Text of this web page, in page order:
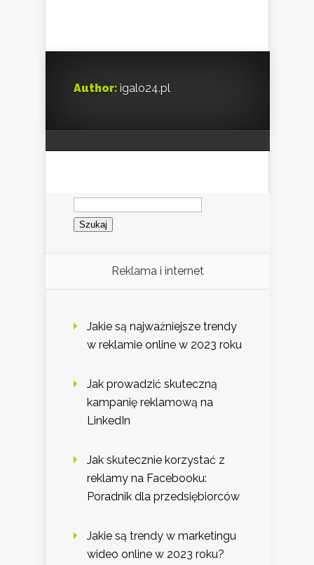
Author: igalo24.pl
Szukaj:
Reklama i internet
Jakie są najważniejsze trendy
w reklamie online w 2023 roku
Jak prowadzić skuteczną
kampanię reklamową na
LinkedIn
Jak skutecznie korzystać z
reklamy na Facebooku:
Poradnik dla przedsiębiorców
Jakie są trendy w marketingu
wideo online w 2023 roku?